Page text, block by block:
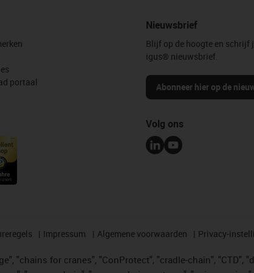
portaal
Nieuwsbrief
Blijf op de hoogte en schrijf
igus® nieuwsbrief.
Abonneer hier op de
Volg ons
Impressum Algemene voorwaarden Privacy-
"chains for cranes", "ConProtect", "cradle-chain", "CTD",